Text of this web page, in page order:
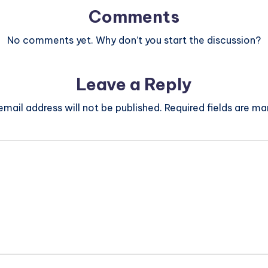
Comments
No comments yet. Why don’t you start the discussion?
Leave a Reply
address will not be published. Required fields are